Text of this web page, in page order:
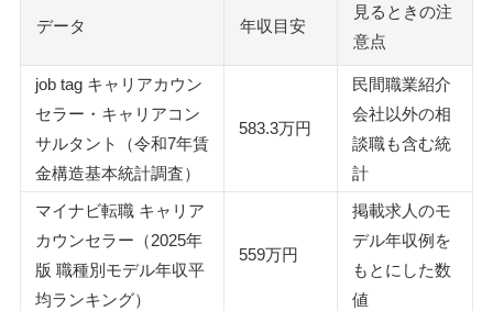
データ 年収目安
見るときの注
意点
job tag キャリアカウン
セラー・キャリアコン
サルタント（令和7年賃
金構造基本統計調査）
583.3万円
民間職業紹介
会社以外の相
談職も含む統
計
マイナビ転職 キャリア
カウンセラー（2025年
版 職種別モデル年収平
均ランキング）
559万円
掲載求人のモ
デル年収例を
もとにした数
値